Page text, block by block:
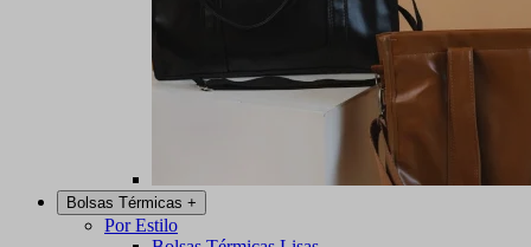
Bolsas Térmicas +
Por Estilo